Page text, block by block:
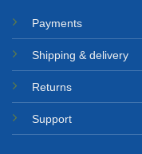
Payments
Shipping & delivery
Returns
Support